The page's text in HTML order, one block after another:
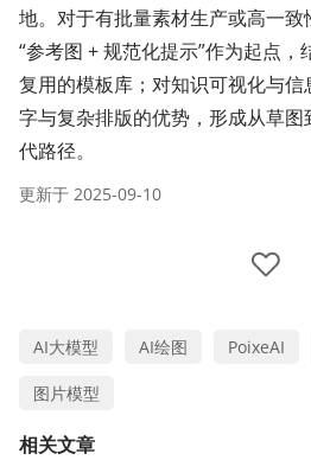
地。对于有批量素材生产或高一
“参考图 + 规范化提示”作为起点
复用的模板库；对知识可视化与
字与复杂排版的优势，形成从草
代路径。
更新于 2025-09-10
AI大模型 AI绘图 PoixeAI
图片模型
相关文章